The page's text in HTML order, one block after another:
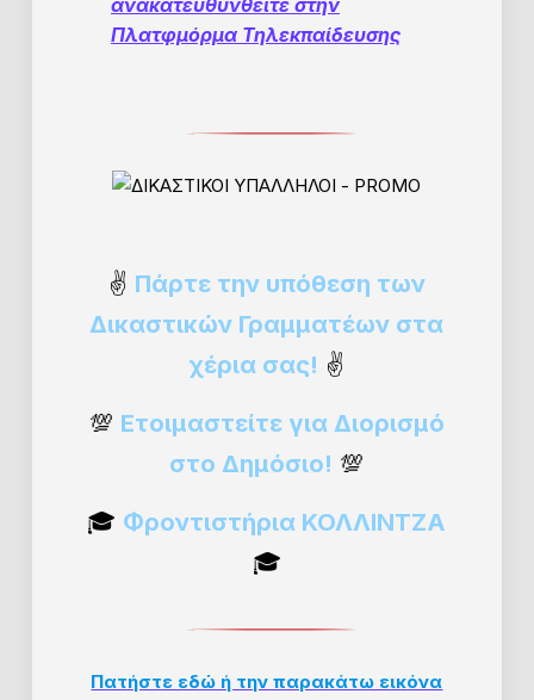
Πλατφμόρμα Τηλεκπαίδευσης
✌️ Πάρτε την υπόθεση των
Δικαστικών Γραμματέων στα
χέρια σας! ✌️
💯 Ετοιμαστείτε για Διορισμό
στο Δημόσιο! 💯
🎓 Φροντιστήρια ΚΟΛΛΙΝΤΖΑ
🎓
Πατήστε εδώ ή την παρακάτω εικόνα